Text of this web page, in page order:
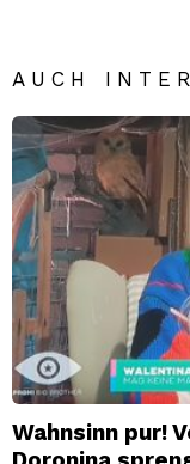
AUCH
Wahnsinn pur!